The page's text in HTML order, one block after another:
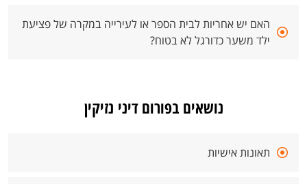
האם יש אחריות לבית הספר או לעירייה במקרה של פציעת
ילד משער כדורגל לא בטוח?
נושאים בפורום דיני נזיקין
תאונות אישיות